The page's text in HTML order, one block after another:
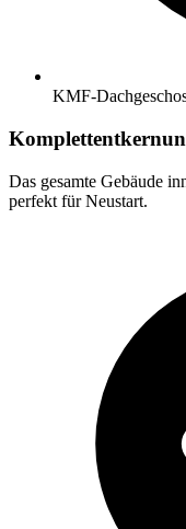
KMF-
Das gesamte Gebäude
perfekt für Neustart.